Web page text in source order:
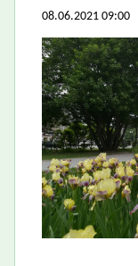
08.06.2021 09:00